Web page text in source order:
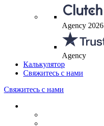
Agency 2026
Agency
Калькулятор
Свяжитесь с нами
Свяжитесь с нами